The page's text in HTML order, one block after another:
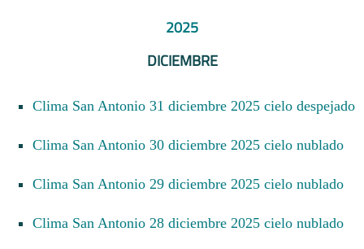
2025
DICIEMBRE
Clima San Antonio 31 diciembre 2025 cielo despejado
Clima San Antonio 30 diciembre 2025 cielo nublado
Clima San Antonio 29 diciembre 2025 cielo nublado
Clima San Antonio 28 diciembre 2025 cielo nublado